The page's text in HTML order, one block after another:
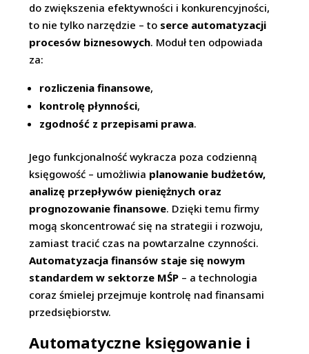
do zwiększenia efektywności i konkurencyjności,
to nie tylko narzędzie – to serce automatyzacji
procesów biznesowych. Moduł ten odpowiada
za:
rozliczenia finansowe,
kontrolę płynności,
zgodność z przepisami prawa.
Jego funkcjonalność wykracza poza codzienną
księgowość – umożliwia planowanie budżetów,
analizę przepływów pieniężnych oraz
prognozowanie finansowe. Dzięki temu firmy
mogą skoncentrować się na strategii i rozwoju,
zamiast tracić czas na powtarzalne czynności.
Automatyzacja finansów staje się nowym
standardem w sektorze MŚP – a technologia
coraz śmielej przejmuje kontrolę nad finansami
przedsiębiorstw.
Automatyczne księgowanie i